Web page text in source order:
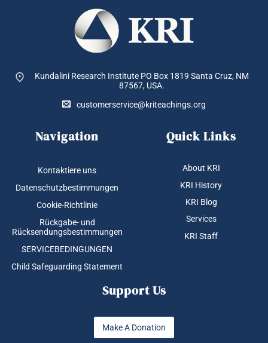
Kundalini Research Institute PO Box 1819 Santa Cruz, NM
87567, USA.
customerservice@kriteachings.org
Navigation
Kontaktiere uns
Datenschutzbestimmungen
Cookie-Richtlinie
Rückgabe- und
Rücksendungsbestimmungen
SERVICEBEDINGUNGEN
Child Safeguarding Statement
Quick Links
About KRI
KRI History
KRI Blog
Services
KRI Staff
Support Us
Make A Donation